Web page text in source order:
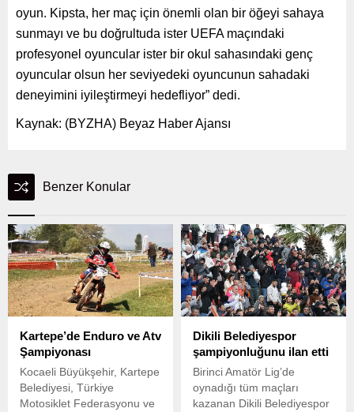
oyun. Kipsta, her maç için önemli olan bir öğeyi sahaya
sunmayı ve bu doğrultuda ister UEFA maçındaki
profesyonel oyuncular ister bir okul sahasındaki genç
oyuncular olsun her seviyedeki oyuncunun sahadaki
deneyimini iyileştirmeyi hedefliyor” dedi.
Kaynak: (BYZHA) Beyaz Haber Ajansı
Benzer Konular
Kartepe’de Enduro ve Atv
Şampiyonası
Kocaeli Büyükşehir, Kartepe
Belediyesi, Türkiye
Motosiklet Federasyonu ve
Dikili Belediyespor
şampiyonluğunu ilan etti
Birinci Amatör Lig’de
oynadığı tüm maçları
kazanan Dikili Belediyespor